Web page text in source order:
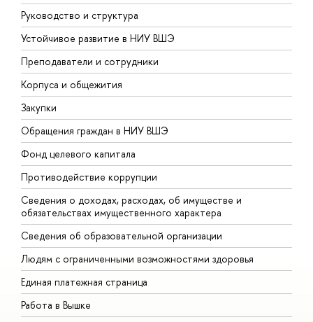
Руководство и структура
Устойчивое развитие в НИУ ВШЭ
Преподаватели и сотрудники
Корпуса и общежития
Закупки
Обращения граждан в НИУ ВШЭ
Фонд целевого капитала
Противодействие коррупции
Сведения о доходах, расходах, об имуществе и
обязательствах имущественного характера
Сведения об образовательной организации
Людям с ограниченными возможностями здоровья
Единая платежная страница
Работа в Вышке